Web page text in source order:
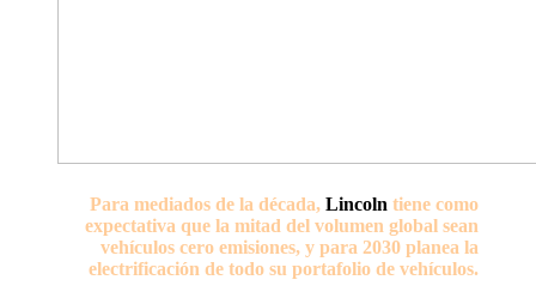
Para mediados de la década, Lincoln tiene como
expectativa que la mitad del volumen global sean
vehículos cero emisiones, y para 2030 planea la
electrificación de todo su portafolio de vehículos.